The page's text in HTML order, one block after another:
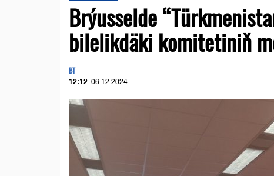
Brýusselde
bilelikdäki komitetiniň
BT
12:12 06.12.2024